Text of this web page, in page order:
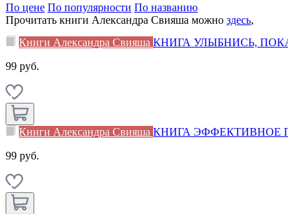
По цене По популярности По названию
Прочитать книги Александра Свияша можно здесь,
Книги Александра Свияша КНИГА УЛЫБНИСЬ,
99 руб.
Книги Александра Свияша КНИГА ЭФФЕКТИВНОЕ
99 руб.